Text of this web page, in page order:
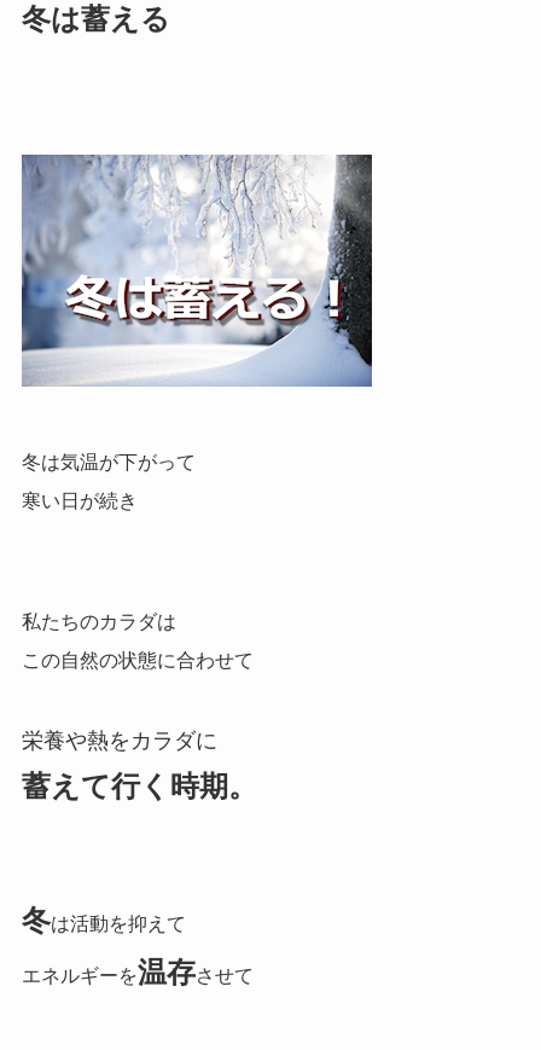
冬は蓄える
冬は気温が下がって
寒い日が続き
私たちのカラダは
この自然の状態に合わせて
栄養や熱をカラダに
蓄えて行く時期。
冬は活動を抑えて
エネルギーを温存させて